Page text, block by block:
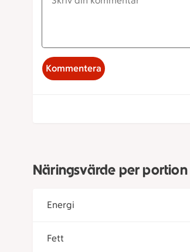
Kommentera
Näringsvärde per portion
Energi
Fett